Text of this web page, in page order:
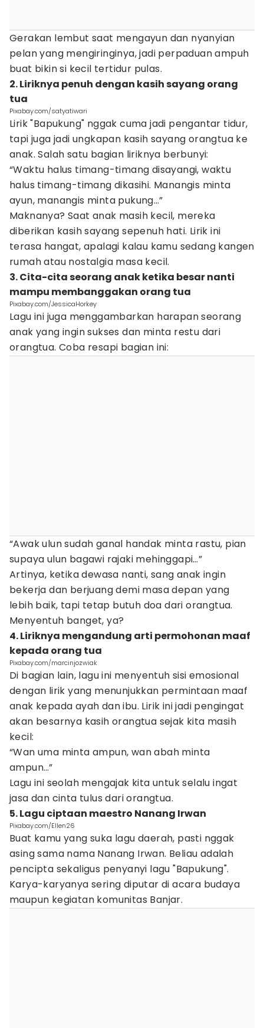
Gerakan lembut saat mengayun dan nyanyian
pelan yang mengiringinya, jadi perpaduan ampuh
buat bikin si kecil tertidur pulas.
2. Liriknya penuh dengan kasih sayang orang
tua
Pixabay.com/satyatiwari
Lirik "Bapukung" nggak cuma jadi pengantar tidur,
tapi juga jadi ungkapan kasih sayang orangtua ke
anak. Salah satu bagian liriknya berbunyi:
“Waktu halus timang-timang disayangi, waktu
halus timang-timang dikasihi. Manangis minta
ayun, manangis minta pukung…”
Maknanya? Saat anak masih kecil, mereka
diberikan kasih sayang sepenuh hati. Lirik ini
terasa hangat, apalagi kalau kamu sedang kangen
rumah atau nostalgia masa kecil.
3. Cita-cita seorang anak ketika besar nanti
mampu membanggakan orang tua
Pixabay.com/JessicaHorkey
Lagu ini juga menggambarkan harapan seorang
anak yang ingin sukses dan minta restu dari
orangtua. Coba resapi bagian ini:
“Awak ulun sudah ganal handak minta rastu, pian
supaya ulun bagawi rajaki mehinggapi…”
Artinya, ketika dewasa nanti, sang anak ingin
bekerja dan berjuang demi masa depan yang
lebih baik, tapi tetap butuh doa dari orangtua.
Menyentuh banget, ya?
4. Liriknya mengandung arti permohonan maaf
kepada orang tua
Pixabay.com/marcinjozwiak
Di bagian lain, lagu ini menyentuh sisi emosional
dengan lirik yang menunjukkan permintaan maaf
anak kepada ayah dan ibu. Lirik ini jadi pengingat
akan besarnya kasih orangtua sejak kita masih
kecil:
“Wan uma minta ampun, wan abah minta
ampun…”
Lagu ini seolah mengajak kita untuk selalu ingat
jasa dan cinta tulus dari orangtua.
5. Lagu ciptaan maestro Nanang Irwan
Pixabay.com/Ellen26
Buat kamu yang suka lagu daerah, pasti nggak
asing sama nama Nanang Irwan. Beliau adalah
pencipta sekaligus penyanyi lagu "Bapukung".
Karya-karyanya sering diputar di acara budaya
maupun kegiatan komunitas Banjar.